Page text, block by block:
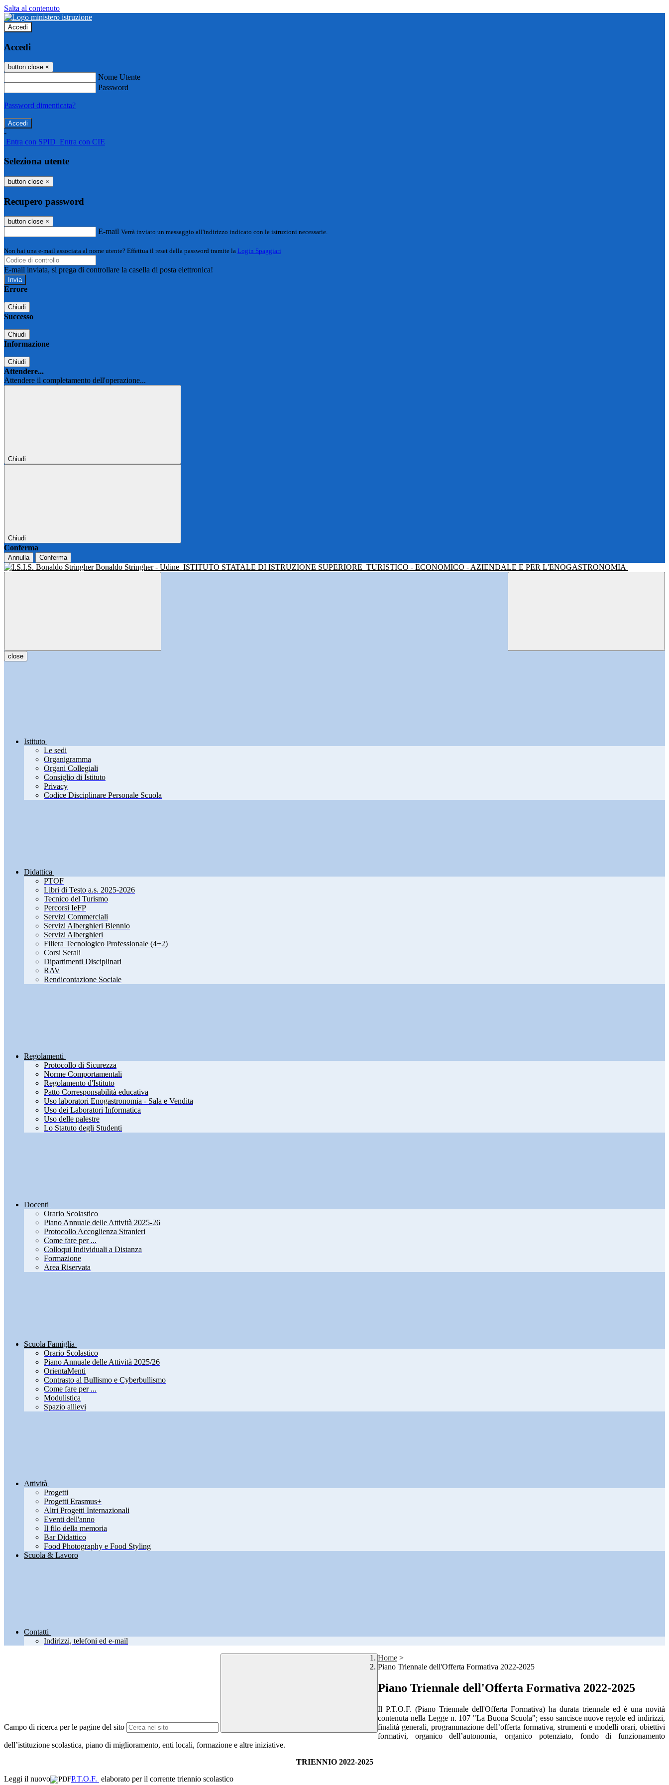
Salta al contenuto
Accedi
Accedi
button close ×
Nome Utente
Password
Password dimenticata?
-
Entra con SPID Entra con CIE
Seleziona utente
button close ×
Recupero password
button close ×
E-mail Verrà inviato un messaggio all'indirizzo indicato con le istruzioni necessarie.
Non hai una e-mail associata al nome utente? Effettua il reset della password tramite la Login Spaggiari
E-mail inviata, si prega di controllare la casella di posta elettronica!
Errore
Chiudi
Successo
Chiudi
Informazione
Chiudi
Attendere...
Attendere il completamento dell'operazione...
Chiudi
Chiudi
Conferma
Annulla Conferma
Bonaldo Stringher - Udine ISTITUTO STATALE DI ISTRUZIONE SUPERIORE TURISTICO - ECONOMICO - AZIENDALE E PER L'ENOGASTRONOMIA
close
Istituto
Le sedi
Organigramma
Organi Collegiali
Consiglio di Istituto
Privacy
Codice Disciplinare Personale Scuola
Didattica
PTOF
Libri di Testo a.s. 2025-2026
Tecnico del Turismo
Percorsi IeFP
Servizi Commerciali
Servizi Alberghieri Biennio
Servizi Alberghieri
Filiera Tecnologico Professionale (4+2)
Corsi Serali
Dipartimenti Disciplinari
RAV
Rendicontazione Sociale
Regolamenti
Protocollo di Sicurezza
Norme Comportamentali
Regolamento d'Istituto
Patto Corresponsabilità educativa
Uso laboratori Enogastronomia - Sala e Vendita
Uso dei Laboratori Informatica
Uso delle palestre
Lo Statuto degli Studenti
Docenti
Orario Scolastico
Piano Annuale delle Attività 2025-26
Protocollo Accoglienza Stranieri
Come fare per ...
Colloqui Individuali a Distanza
Formazione
Area Riservata
Scuola Famiglia
Orario Scolastico
Piano Annuale delle Attività 2025/26
OrientaMenti
Contrasto al Bullismo e Cyberbullismo
Come fare per ...
Modulistica
Spazio allievi
Attività
Progetti
Progetti Erasmus+
Altri Progetti Internazionali
Eventi dell'anno
Il filo della memoria
Bar Didattico
Food Photography e Food Styling
Scuola & Lavoro
Contatti
Indirizzi, telefoni ed e-mail
Campo di ricerca per le pagine del sito
Home >
Piano Triennale dell'Offerta Formativa 2022-2025
Piano Triennale dell'Offerta Formativa 2022-2025
Il P.T.O.F. (Piano Triennale dell'Offerta Formativa) ha durata triennale ed è una novità
contenuta nella Legge n. 107 "La Buona Scuola"; esso sancisce nuove regole ed indirizzi,
finalità generali, programmazione dell’offerta formativa, strumenti e modelli orari, obiettivi
formativi, organico dell’autonomia, organico potenziato, fondo di funzionamento
dell’istituzione scolastica, piano di miglioramento, enti locali, formazione e altre iniziative.
TRIENNIO 2022-2025
Leggi il nuovo
P.T.O.F. elaborato per il corrente triennio scolastico